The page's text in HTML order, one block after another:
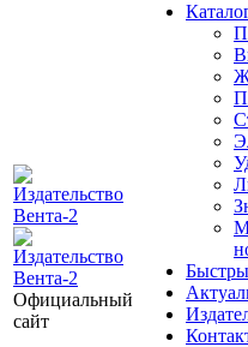
Официальный
сайт